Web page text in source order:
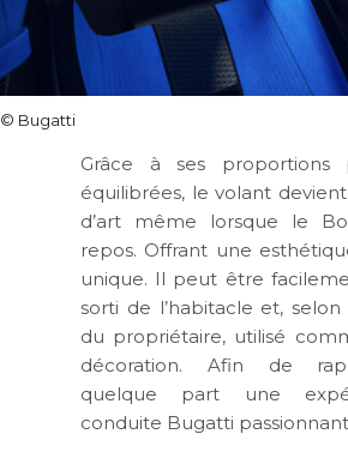
© Bugatti
Grâce à ses proportions
équilibrées, le volant
d’art même lorsque le
repos. Offrant une
unique. Il peut être
sorti de l’habitacle et, selon
du propriétaire, utilisé
décoration. Afin de
quelque part une
conduite Bugatti